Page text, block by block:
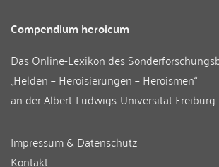
Compendium heroicum
Das Online-Lexikon des
„Helden – Heroisierungen – Heroismen“
an derAlbert-Ludwigs-Universität Freiburg
Impressum & Datenschutz
Kontakt